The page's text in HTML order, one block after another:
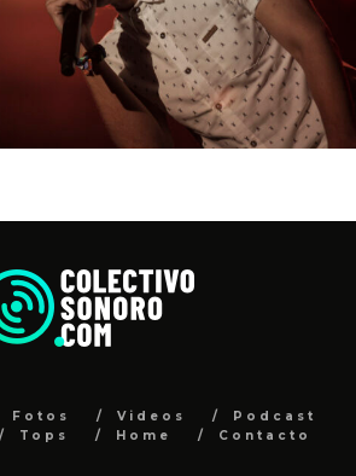
Fotos Videos
Podcast
Tops Home Contacto